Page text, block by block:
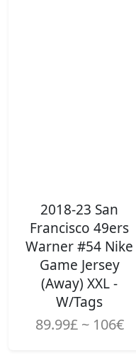
2018-23 San
Francisco 49ers
Warner #54 Nike
Game Jersey
(Away) XXL -
W/Tags
89.99£ ~ 106€